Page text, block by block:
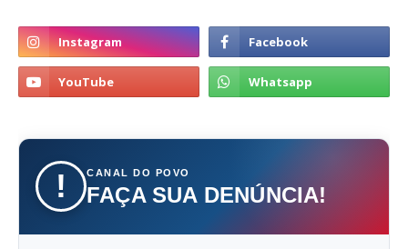
! CANAL DO POVO
FAÇA SUA DENÚNCIA!